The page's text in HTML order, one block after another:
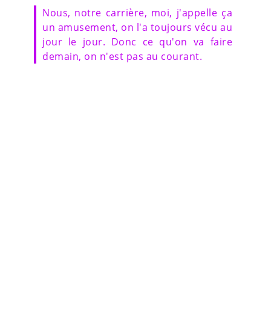
Nous, notre carrière, moi, j'appelle ça
un amusement, on l'a toujours vécu au
jour le jour. Donc ce qu'on va faire
demain, on n'est pas au courant.